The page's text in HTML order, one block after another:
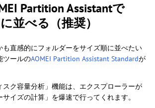
Partition Assistantで
並べる（推奨）
も直感的にフォルダーをサイズ順に並べたい
ツールのAOMEI Partition Assistant Standardが
スク容量分析」機能は、エクスプローラーが
イズの計算」を爆速で行ってくれます。